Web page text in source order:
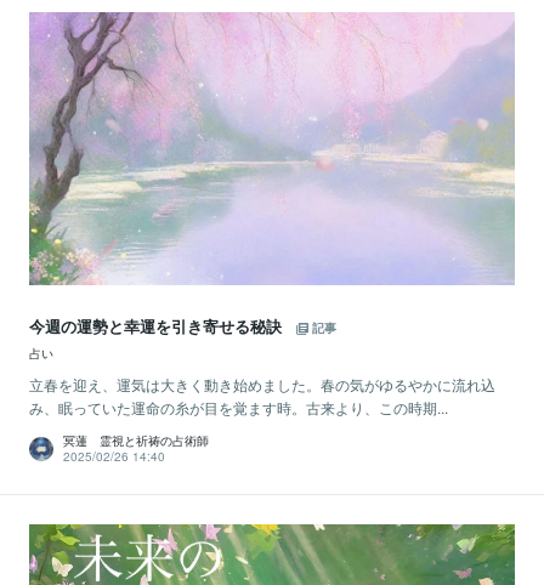
今週の運勢と幸運を引き寄せる秘訣
記事
占い
立春を迎え、運気は大きく動き始めました。春の気がゆるやかに流れ込
み、眠っていた運命の糸が目を覚ます時。古来より、この時期...
冥蓮 霊視と祈祷の占術師
2025/02/26 14:40